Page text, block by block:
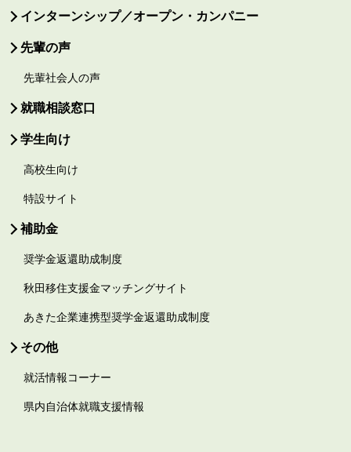
インターンシップ／オープン・カンパニー
先輩の声
先輩社会人の声
就職相談窓口
学生向け
高校生向け
特設サイト
補助金
奨学金返還助成制度
秋田移住支援金マッチングサイト
あきた企業連携型奨学金返還助成制度
その他
就活情報コーナー
県内自治体就職支援情報